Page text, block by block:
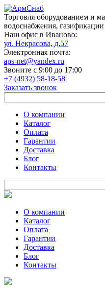
Торговля оборудованием и
водоснабжения,
Наш офис в Иваново:
ул. Некрасова, д.57
Электронная почта:
aps-net@yandex.ru
Звоните с 9:00 до 17:00
+7 (4932) 58-18-58
Заказать звонок
О компании
Каталог
Оплата
Гарантии
Доставка
Блог
Контакты
О компании
Каталог
Оплата
Гарантии
Доставка
Блог
Контакты